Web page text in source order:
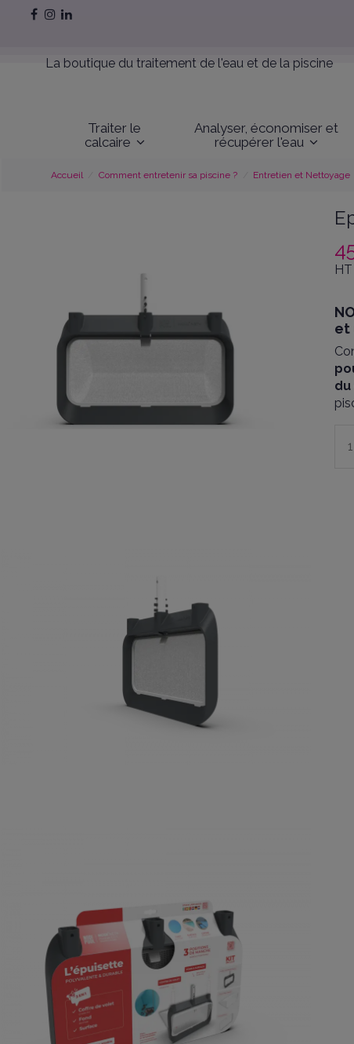
La boutique du traitement de l'eau et de la piscine
Traiter le
calcaire
Analyser, économiser et
récupérer l'eau
Accueil Comment entretenir sa piscine ? Entretien et Nettoyage
HT
et